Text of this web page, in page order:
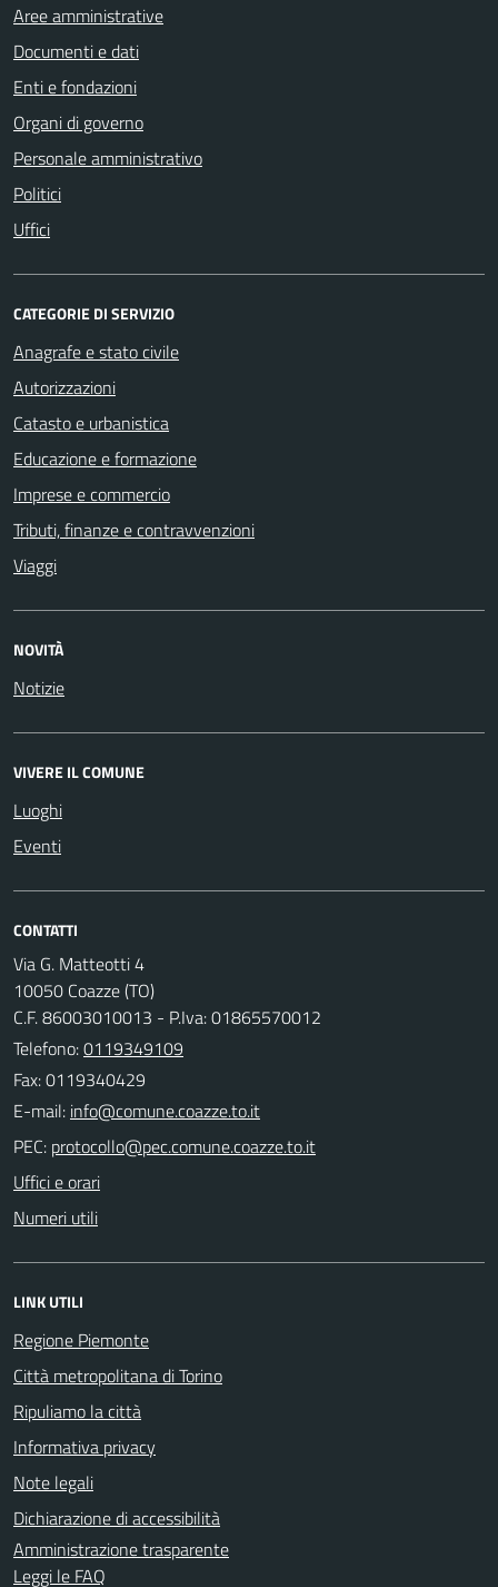
Aree amministrative
Documenti e dati
Enti e fondazioni
Organi di governo
Personale amministrativo
Politici
Uffici
CATEGORIE DI SERVIZIO
Anagrafe e stato civile
Autorizzazioni
Catasto e urbanistica
Educazione e formazione
Imprese e commercio
Tributi, finanze e contravvenzioni
Viaggi
NOVITÀ
Notizie
VIVERE IL COMUNE
Luoghi
Eventi
CONTATTI
Via G. Matteotti 4
10050 Coazze (TO)
C.F. 86003010013 - P.Iva: 01865570012
Telefono:0119349109
Fax: 0119340429
E-mail:
PEC:
Uffici e orari
Numeri utili
LINK UTILI
Regione Piemonte
Città metropolitana di Torino
Ripuliamo la città
Informativa privacy
Note legali
Dichiarazione di accessibilità
Amministrazione trasparente
Leggi le FAQ